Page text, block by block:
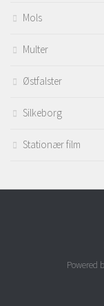
Mols
Multer
Østfalster
Silkeborg
Stationær film
Powered